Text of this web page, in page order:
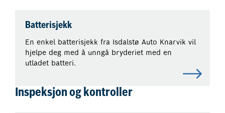
Batterisjekk
En enkel batterisjekk fra Isdalstø Auto Knarvik vil
hjelpe deg med å unngå bryderiet med en
utladet batteri.
Inspeksjon og kontroller